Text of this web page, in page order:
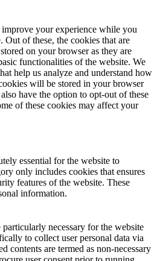
your experience while you
Out of these, the cookies that are
on your browser as they are
functionalities of the website. We
help us analyze and understand how
will be stored in your browser
have the option to opt-out of these
of these cookies may affect your
essential for the website to
only includes cookies that ensures
features of the website. These
information.
necessary for the website
to collect user personal data via
contents are termed as non-necessary